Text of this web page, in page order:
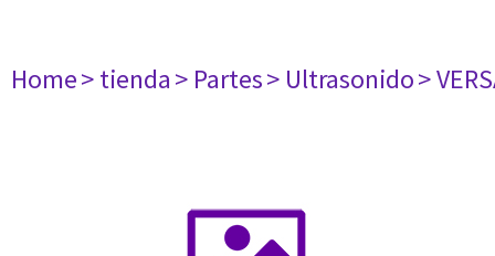
Home> tienda> Partes> Ultrasonido>